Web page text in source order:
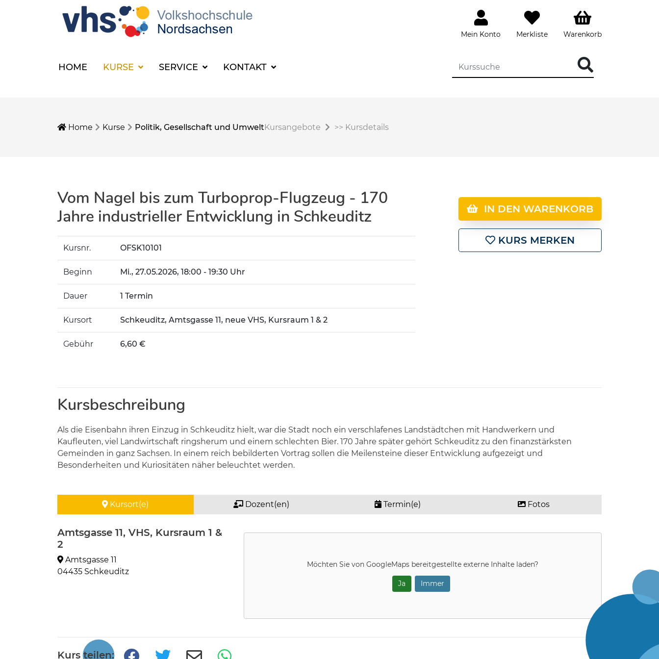
Mein Konto Merkliste Warenkorb
HOME KURSE SERVICE KONTAKT
Home Kurse Politik, Gesellschaft und UmweltKursangebote >> Kursdetails
Vom Nagel bis zum Turboprop-Flugzeug - 170
Jahre industrieller Entwicklung in Schkeuditz
Kursnr. OFSK10101
Beginn Mi., 27.05.2026, 18:00 - 19:30 Uhr
Dauer 1 Termin
Kursort Schkeuditz, Amtsgasse 11, neue VHS, Kursraum 1 & 2
Gebühr 6,60 €
IN DEN WARENKORB
KURS MERKEN
Kursbeschreibung
Als die Eisenbahn ihren Einzug in Schkeuditz hielt, war die Stadt noch ein verschlafenes Landstädtchen mit Handwerkern und
Kaufleuten, viel Landwirtschaft ringsherum und einem schlechten Bier. 170 Jahre später gehört Schkeuditz zu den finanzstärksten
Gemeinden in ganz Sachsen. In einem reich bebilderten Vortrag sollen die Meilensteine dieser Entwicklung aufgezeigt und
Besonderheiten und Kuriositäten näher beleuchtet werden.
Kursort(e) Dozent(en) Termin(e) Fotos
Amtsgasse 11, VHS, Kursraum 1 &
2
Amtsgasse 11
04435 Schkeuditz
Möchten Sie von GoogleMaps bereitgestellte externe Inhalte laden?
Ja Immer
Kurs teilen: